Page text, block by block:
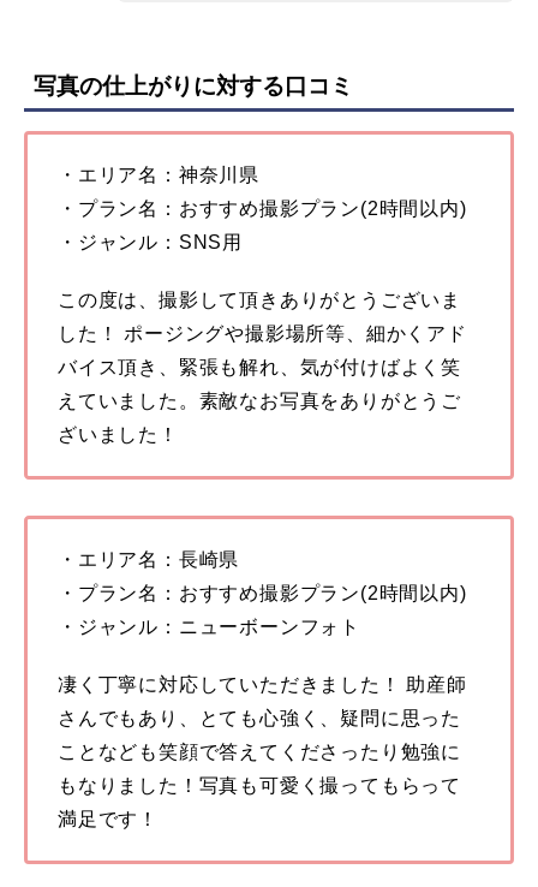
写真の仕上がりに対する口コミ
・エリア名：神奈川県
・プラン名：おすすめ撮影プラン(2時間以内)
・ジャンル：SNS用
この度は、撮影して頂きありがとうございま
した！ ポージングや撮影場所等、細かくアド
バイス頂き、緊張も解れ、気が付けばよく笑
えていました。素敵なお写真をありがとうご
ざいました！
・エリア名：長崎県
・プラン名：おすすめ撮影プラン(2時間以内)
・ジャンル：ニューボーンフォト
凄く丁寧に対応していただきました！ 助産師
さんでもあり、とても心強く、疑問に思った
ことなども笑顔で答えてくださったり勉強に
もなりました！写真も可愛く撮ってもらって
満足です！